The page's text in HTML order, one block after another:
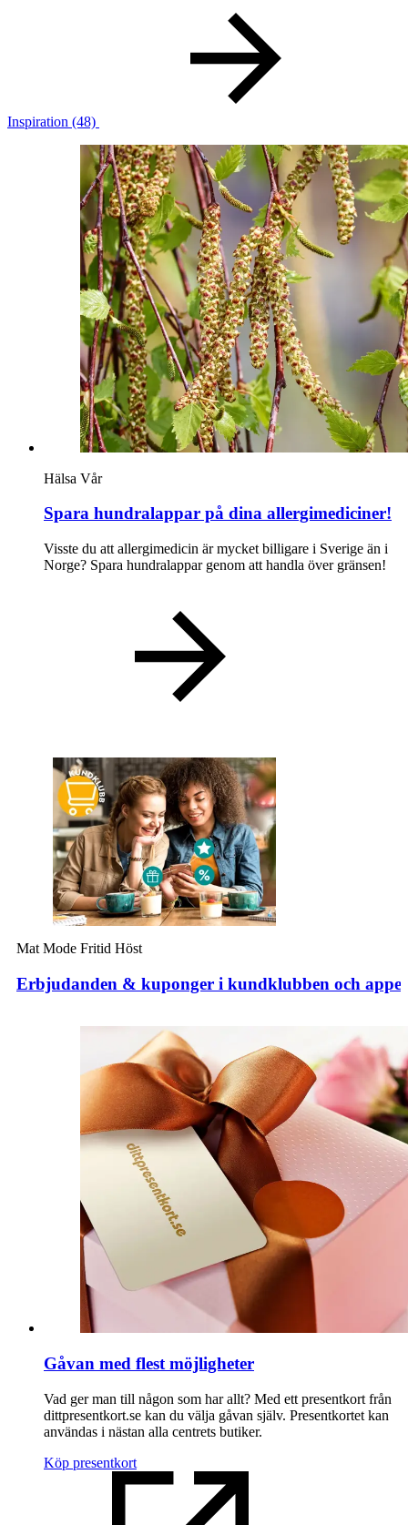
Inspiration (48)
Hälsa Vår
Spara hundralappar på dina allergimediciner!
Visste du att allergimedicin är mycket billigare i Sverige än i
Norge? Spara hundralappar genom att handla över gränsen!
Mat Mode Fritid Höst
Erbjudanden & kuponger i kundklubben och
Gåvan med flest möjligheter
Vad ger man till någon som har allt? Med ett presentkort från
dittpresentkort.se kan du välja gåvan själv. Presentkortet kan
användas i nästan alla centrets butiker.
Köp presentkort